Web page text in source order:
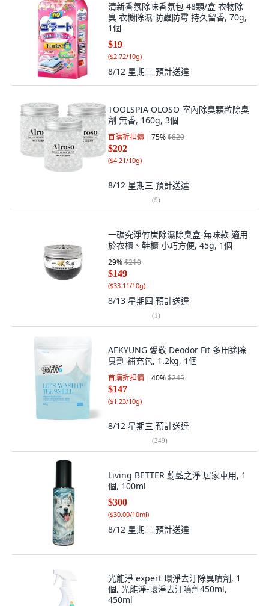
清新香氛除味香氛包 48顆/盒 衣物除
臭 衣櫥除濕 防蟲防霉 持久留香, 70g,
1個
$19
($2.72/10g)
8/12 星期三 預計送達
TOOLSPIA OLOSO 室內除臭顆粒除臭
劑 無香, 160g, 3個
首購折扣價 75%$820
$202
($4.21/10g)
8/12 星期三 預計送達
(9)
一碳究淨竹炭除濕除臭盒-無味款 適用
於衣櫃、鞋櫃 小巧方便, 45g, 1個
29%$210
$149
($33.11/10g)
8/13 星期四 預計送達
(1)
AEKYUNG 愛敬 Deodor Fit 多用途除
臭劑 補充包, 1.2kg, 1個
首購折扣價 40%$245
$147
($1.23/10g)
8/12 星期三 預計送達
(249)
Living BETTER 蔚藍之淨 居家車用, 1
個, 100ml
$300
($30.00/10ml)
8/12 星期三 預計送達
光能淨 expert 環淨去汙除臭噴劑, 1
個, 光能淨-環淨去汙噴劑450ml,
450ml